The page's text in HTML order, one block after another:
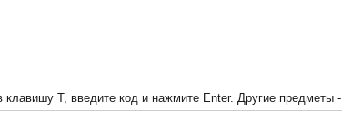
T, введите код и нажмите Enter. Другие предметы -